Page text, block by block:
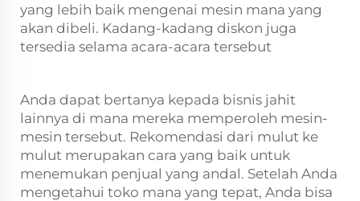
yang lebih baik mengenai mesin mana yang
akan dibeli. Kadang-kadang diskon juga
tersedia selama acara-acara tersebut
Anda dapat bertanya kepada bisnis jahit
lainnya di mana mereka memperoleh mesin-
mesin tersebut. Rekomendasi dari mulut ke
mulut merupakan cara yang baik untuk
menemukan penjual yang andal. Setelah Anda
mengetahui toko mana yang tepat, Anda bisa